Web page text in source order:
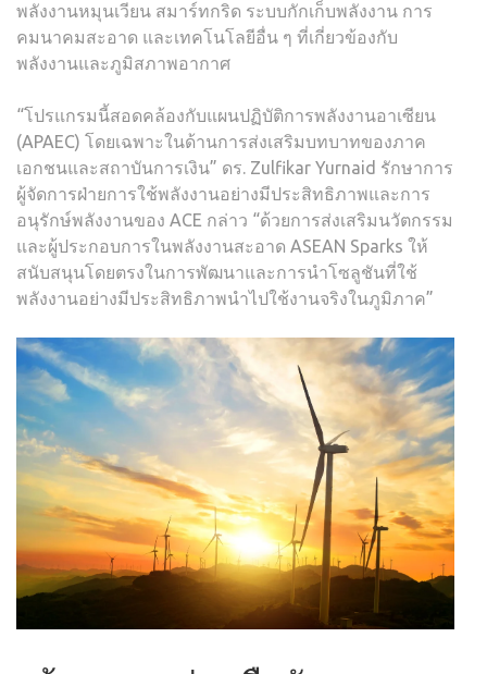
พลังงานหมุนเวียน สมาร์ทกริด ระบบกักเก็บพลังงาน การ
คมนาคมสะอาด และเทคโนโลยีอื่น ๆ ที่เกี่ยวข้องกับ
พลังงานและภูมิสภาพอากาศ
“โปรแกรมนี้สอดคล้องกับแผนปฏิบัติการพลังงานอาเซียน
(APAEC) โดยเฉพาะในด้านการส่งเสริมบทบาทของภาค
เอกชนและสถาบันการเงิน” ดร. Zulfikar Yurnaid รักษาการ
ผู้จัดการฝ่ายการใช้พลังงานอย่างมีประสิทธิภาพและการ
อนุรักษ์พลังงานของ ACE กล่าว “ด้วยการส่งเสริมนวัตกรรม
และผู้ประกอบการในพลังงานสะอาด ASEAN Sparks ให้
สนับสนุนโดยตรงในการพัฒนาและการนำโซลูชันที่ใช้
พลังงานอย่างมีประสิทธิภาพนำไปใช้งานจริงในภูมิภาค”